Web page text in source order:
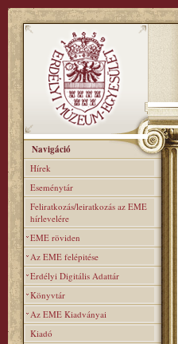
Navigáció
Hírek
Eseménytár
Feliratkozás/leiratkozás az EME
hírlevelére
EME röviden
Az EME felépitése
Erdélyi Digitális Adattár
Könyvtár
Az EME Kiadványai
Kiadó